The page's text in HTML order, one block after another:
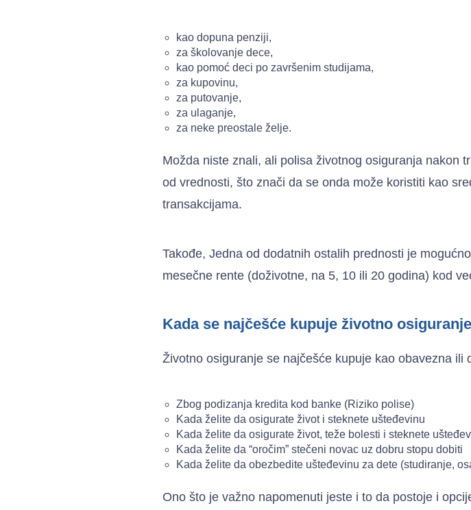
kao dopuna penziji,
za školovanje dece,
kao pomoć deci po završenim studijama,
za kupovinu,
za putovanje,
za ulaganje,
za neke preostale želje.
Možda niste znali, ali polisa životnog osiguranja nakon
od vrednosti, što znači da se onda može koristiti kao
transakcijama.
Takođe, Jedna od dodatnih ostalih prednosti je
mesečne rente (doživotne, na 5, 10 ili 20 godina) kod
Kada se najčešće kupuje životno
Životno osiguranje se najčešće kupuje kao obavezna ili
Zbog podizanja kredita kod banke (Riziko polise)
Kada želite da osigurate život i steknete ušteđevinu
Kada želite da osigurate život, teže bolesti i steknete
Kada želite da “oročim” stečeni novac uz dobru stopu dobiti
Kada želite da obezbedite ušteđevinu za dete (studiranje,
Ono što je važno napomenuti jeste i to da postoje i